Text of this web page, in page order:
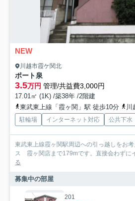
NEW
川越市霞ケ関北
ポート泉
3.5万円 管理/共益費3,000円
17.01㎡ (1K) /築38年 /2階建
東武東上線「霞ヶ関」駅 徒歩10分
川
駐輪場 インターネット対応 公共下水
東武東上線霞ヶ関駅周辺への引っ越しをお
ス 霞ヶ関店まで179mです。直接会わずに
る
募集中の部屋
201